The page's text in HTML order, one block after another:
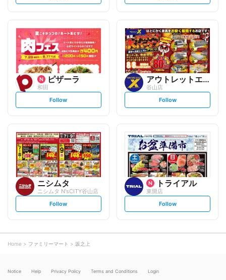
l
o
w
l
o
w
ピザーラ
和田
s
l
o
w
Follow
アウトレットエックス
谷山店
s
o
w
Follow
ニシムタ
ニシムタ N'sCITY谷山店
s
l
o
Follow
トライアル
東開店
s
l
Follow
Home ファミリーマート 坂之上
Notice Help Privacy Policy Terms and Conditions Login